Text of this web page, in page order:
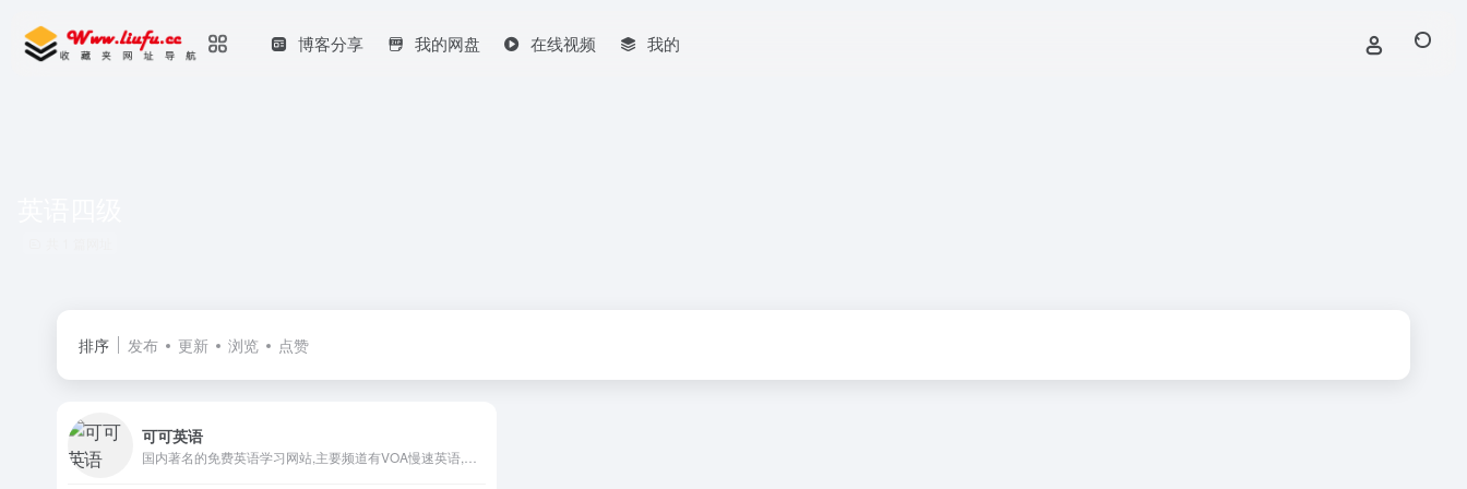
博客分享 我的网盘 在线视频 我的
排序 发布 更新 浏览 点赞
可可英语